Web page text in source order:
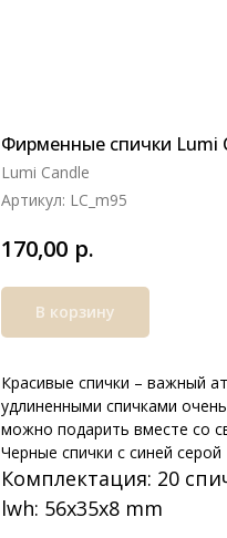
Фирменные спички Lumi
Lumi Candle
Артикул: LC_m95
170,00 р.
В корзину
Красивые спички – важный
удлиненными спичками
можно подарить вместе со
Черные спички с синей
Комплектация: 20
lwh: 56x35x8 mm